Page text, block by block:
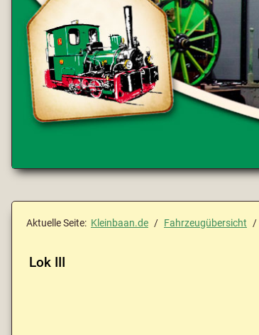
Aktuelle Seite: Kleinbaan.de Fahrzeugübersicht
Lok III